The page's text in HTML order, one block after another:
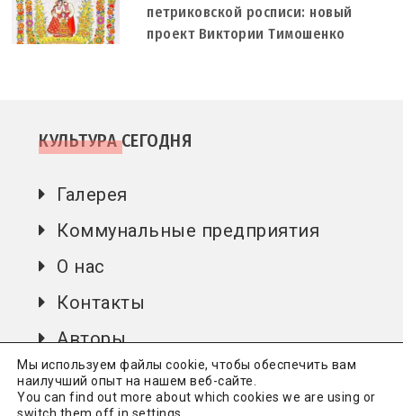
петриковской росписи: новый
проект Виктории Тимошенко
КУЛЬТУРА СЕГОДНЯ
Галерея
Коммунальные предприятия
О нас
Контакты
Авторы
Культура сьогодні
Мы используем файлы cookie, чтобы обеспечить вам
наилучший опыт на нашем веб-сайте.
You can find out more about which cookies we are using or